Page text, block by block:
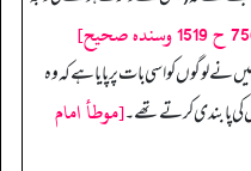
نے لوگوں کو اسی بات پر پایا ہے کہ وہ
کی پابندی کرتے تھے۔[موطأ امام